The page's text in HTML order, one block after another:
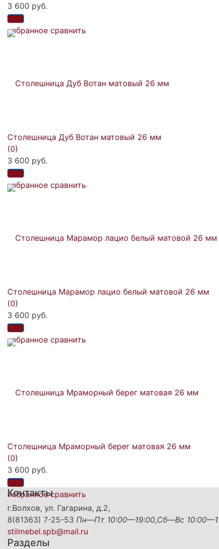
избранное сравнить
3 600 руб.
избранное сравнить
Столешница Дуб Вотан матовый 26 мм
(0)
3 600 руб.
избранное сравнить
Столешница Марамор лацио белый матовой 26 мм
(0)
3 600 руб.
избранное сравнить
Столешница Мраморный берег матовая 26 мм
(0)
3 600 руб.
Контакты
г.Волхов, ул. Гагарина, д.2,
8(81363) 7-25-53 Пн—Пт 10:00—19:00,Сб—Вс
stilmebel.spb@mail.ru
Разделы